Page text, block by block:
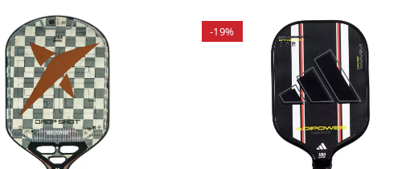
-19%